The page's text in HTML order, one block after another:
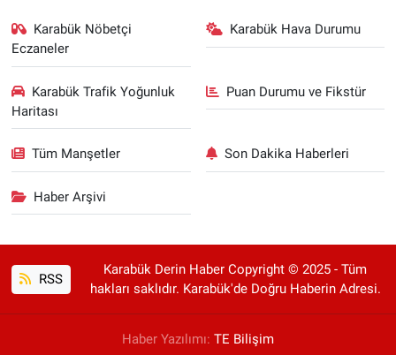
Karabük Nöbetçi
Eczaneler
Karabük Hava Durumu
Karabük Trafik Yoğunluk
Haritası
Puan Durumu ve Fikstür
Tüm Manşetler Son Dakika Haberleri
Haber Arşivi
RSS
Karabük Derin Haber Copyright © 2025 - Tüm
hakları saklıdır. Karabük'de Doğru Haberin Adresi.
Haber Yazılımı: TE Bilişim